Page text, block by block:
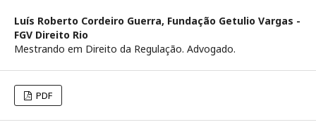
Luís Roberto Cordeiro Guerra, Fundação Getulio Vargas -
FGV Direito Rio
Mestrando em Direito da Regulação. Advogado.
PDF